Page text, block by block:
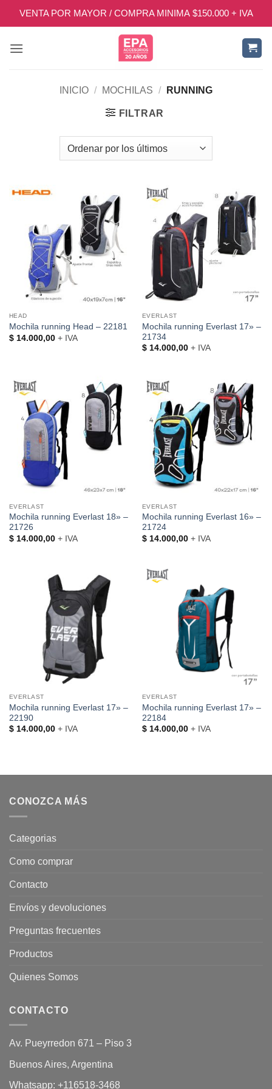
VENTA POR MAYOR / COMPRA MINIMA $150.000 + IVA
INICIO / MOCHILAS / RUNNING
FILTRAR
HEAD
Mochila running Head – 22181
$14.000,00+ IVA
EVERLAST
Mochila running Everlast 17» –
21734
$14.000,00+ IVA
EVERLAST
Mochila running Everlast 18» –
21726
$14.000,00+ IVA
EVERLAST
Mochila running Everlast 16» –
21724
$14.000,00+ IVA
EVERLAST
Mochila running Everlast 17» –
22190
$14.000,00+ IVA
EVERLAST
Mochila running Everlast 17» –
22184
$14.000,00+ IVA
CONOZCA MÁS
Categorias
Como comprar
Contacto
Envíos y devoluciones
Preguntas frecuentes
Productos
Quienes Somos
CONTACTO
Av. Pueyrredon 671 – Piso 3
Buenos Aires, Argentina
Whatsapp: +116518-3468